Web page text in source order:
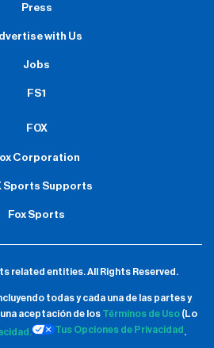
Press
with Us
Jobs
FS1
FOX
Corporation
Sports Supports
Fox Sports
related entities.All Rights Reserved.
todas y cada una de las partes y
aceptación de los Términos de Uso(Lo
Tus Opciones de Privacidad .